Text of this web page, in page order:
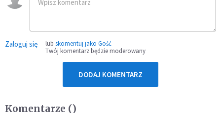
Zaloguj się lub skomentuj jako Gość
Twój komentarz będzie moderowany
DODAJ KOMENTARZ
Komentarze ()